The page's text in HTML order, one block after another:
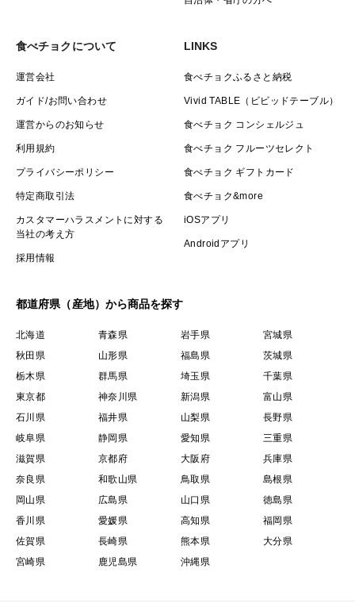
食べチョクについて
運営会社
ガイド/お問い合わせ
運営からのお知らせ
利用規約
プライバシーポリシー
特定商取引法
カスタマーハラスメントに対する
当社の考え方
採用情報
LINKS
食べチョクふるさと納税
Vivid TABLE（ビビッドテーブル）
食べチョク コンシェルジュ
食べチョク フルーツセレクト
食べチョク ギフトカード
食べチョク&more
iOSアプリ
Androidアプリ
都道府県（産地）から商品を探す
北海道 青森県 岩手県
宮城県
秋田県
山形県 福島県
茨城県
栃木県
群馬県 埼玉県
千葉県
東京都
神奈川県 新潟県
富山県
石川県
福井県 山梨県
長野県
岐阜県
静岡県 愛知県
三重県
滋賀県
京都府 大阪府
兵庫県
奈良県
和歌山県 鳥取県
島根県
岡山県
広島県 山口県
徳島県
香川県
愛媛県 高知県
福岡県
佐賀県
長崎県 熊本県
大分県
宮崎県
鹿児島県 沖縄県